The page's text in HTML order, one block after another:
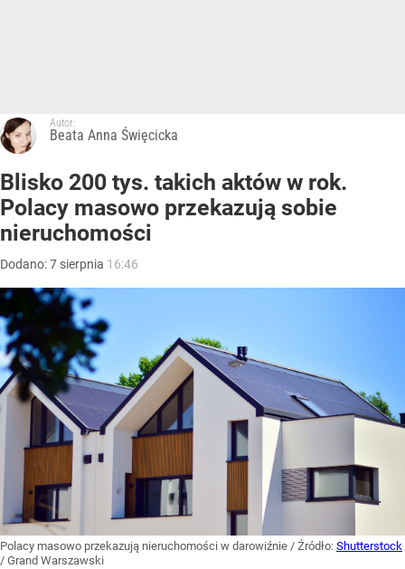
Autor:
Beata Anna Święcicka
Blisko 200 tys. takich aktów w rok.
Polacy masowo przekazują sobie
nieruchomości
Dodano:7 sierpnia 16:46
Polacy masowo przekazują nieruchomości w darowiźnie / Źródło: Shutterstock
/ Grand Warszawski